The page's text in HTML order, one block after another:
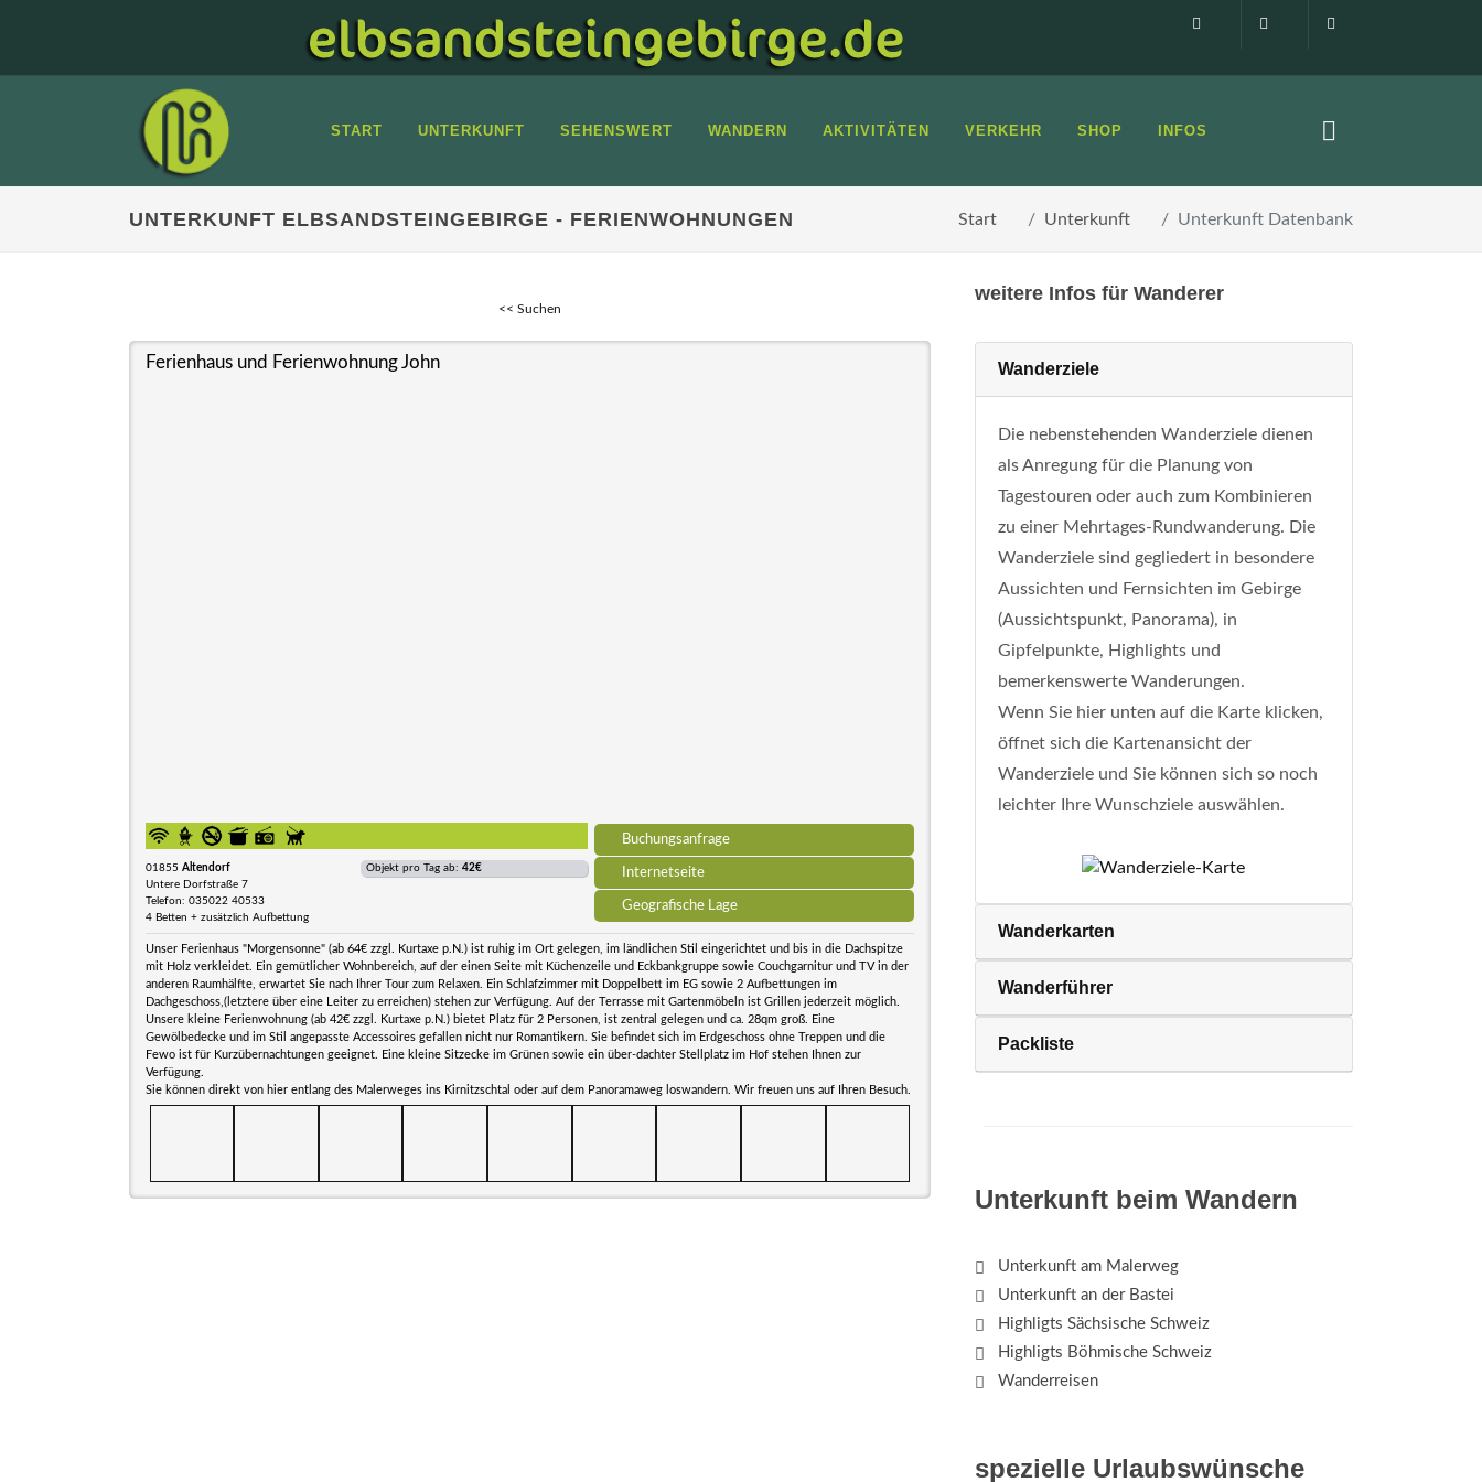
Impressum0160 99873408
START UNTERKUNFT SEHENSWERT WANDERN AKTIVITÄTEN VERKEHR SHOP INFOS
UNTERKUNFT ELBSANDSTEINGEBIRGE - FERIENWOHNUNGEN Start Unterkunft Unterkunft Datenbank
<< Suchen
Ferienhaus und Ferienwohnung John
Buchungsanfrage
Internetseite
Geografische Lage
01855 Altendorf
Untere Dorfstraße 7
Telefon: 035022 40533
4 Betten + zusätzlich Aufbettung
Objekt pro Tag ab: 42€
Unser Ferienhaus "Morgensonne" (ab 64€ zzgl. Kurtaxe p.N.) ist ruhig im Ort gelegen, im ländlichen Stil eingerichtet und bis in die Dachspitze
mit Holz verkleidet. Ein gemütlicher Wohnbereich, auf der einen Seite mit Küchenzeile und Eckbankgruppe sowie Couchgarnitur und TV in der
anderen Raumhälfte, erwartet Sie nach Ihrer Tour zum Relaxen. Ein Schlafzimmer mit Doppelbett im EG sowie 2 Aufbettungen im
Dachgeschoss,(letztere über eine Leiter zu erreichen) stehen zur Verfügung. Auf der Terrasse mit Gartenmöbeln ist Grillen jederzeit möglich.
Unsere kleine Ferienwohnung (ab 42€ zzgl. Kurtaxe p.N.) bietet Platz für 2 Personen, ist zentral gelegen und ca. 28qm groß. Eine
Gewölbedecke und im Stil angepasste Accessoires gefallen nicht nur Romantikern. Sie befindet sich im Erdgeschoss ohne Treppen und die
Fewo ist für Kurzübernachtungen geeignet. Eine kleine Sitzecke im Grünen sowie ein über-dachter Stellplatz im Hof stehen Ihnen zur
Verfügung.
Sie können direkt von hier entlang des Malerweges ins Kirnitzschtal oder auf dem Panoramaweg loswandern. Wir freuen uns auf Ihren Besuch.
weitere Infos für Wanderer
Wanderziele
Die nebenstehenden Wanderziele dienen
als Anregung für die Planung von
Tagestouren oder auch zum Kombinieren
zu einer Mehrtages-Rundwanderung. Die
Wanderziele sind gegliedert in besondere
Aussichten und Fernsichten im Gebirge
(Aussichtspunkt, Panorama), in
Gipfelpunkte, Highlights und
bemerkenswerte Wanderungen.
Wenn Sie hier unten auf die Karte klicken,
öffnet sich die Kartenansicht der
Wanderziele und Sie können sich so noch
leichter Ihre Wunschziele auswählen.
Wanderkarten
Wanderführer
Packliste
Unterkunft beim Wandern
Unterkunft am Malerweg
Unterkunft an der Bastei
Highligts Sächsische Schweiz
Highligts Böhmische Schweiz
Wanderreisen
spezielle Urlaubswünsche